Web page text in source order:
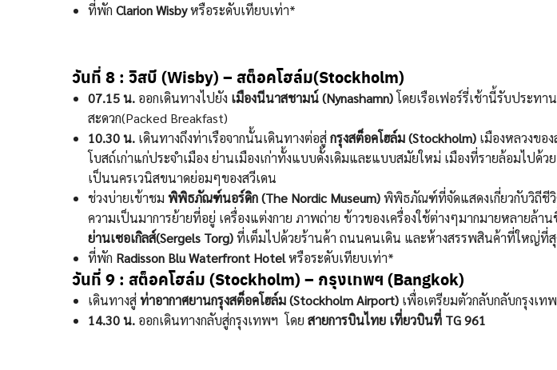
ที่พัก Clarion Wisbyหรือระดับเทียบเท่า*
วันที่ 8 : วิสบี (Wisby) – สต็อคโฮล์ม(Stockholm)
07.15 น. ออกเดินทางไปยัง เมืองนีนาสชามน์ (Nynashamn)โดยเรือเฟอร์รี่เช้านี้รับประท
สะดวก(Packed Breakfast)
10.30 น. เดินทางถึงท่าเรือจากนั้นเดินทางต่อสู่กรุงสต็อคโฮล์ม (Stockholm) เมืองหลวงขอ
โบสถ์เก่าแก่ประจำเมือง ย่านเมืองเก่าทั้งแบบดั้งเดิมและแบบสมัยใหม่ เมืองที่รายล้อมไปด้ว
เป็นนครเวนิสขนาดย่อมๆของสวีเดน
ช่วงบ่ายเข้าชม พิพิธภัณฑ์นอร์ดิก (The Nordic Museum)พิพิธภัณฑ์ที่จัดแสดงเกี่ยวกับวิถีชี
ความเป็นมาการย้ายที่อยู่ เครื่องแต่งกาย ภาพถ่าย ข้าวของเครื่องใช้ต่างๆมากมายหลายล้า
ย่านเซอเกิลส์(Sergels Torg)ที่เต็มไปด้วยร้านค้า ถนนคนเดิน และห้างสรรพสินค้าที่ใหญ่ที่
ที่พัก Radisson Blu Waterfront Hotelหรือระดับเทียบเท่า*
วันที่ 9 : สต็อคโฮล์ม (Stockholm) – กรุงเทพฯ (Bangkok)
เดินทางสู่ท่าอากาศยานกรุงสต็อคโฮล์ม (Stockholm Airport) เพื่อเตรียมตัวกลับกลับกรุงเท
14.30 น. ออกเดินทางกลับสู่กรุงเทพฯ โดย สายการบินไทย เที่ยวบินที่ TG 961